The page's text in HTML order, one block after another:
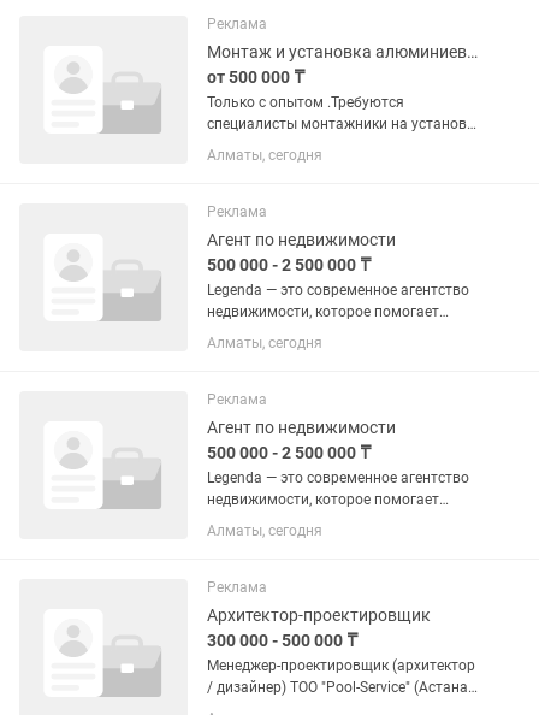
продажах; учителем или...
Реклама
Монтаж и установка алюминиевых конструкций , окна и перегородки
от 500 000 ₸
Только с опытом .Требуются
специалисты монтажники на установку
алюминиевый профиль,окна
,двери,витражи , перегородки.
Алматы, сегодня
Реклама
Агент по недвижимости
500 000 - 2 500 000 ₸
Legenda — это современное агентство
недвижимости, которое помогает
клиентам уверенно и безопасно
проводить сделки с жильём. Компания
и аренде недвижимости,...
Алматы, сегодня
Реклама
Агент по недвижимости
500 000 - 2 500 000 ₸
Legenda — это современное агентство
недвижимости, которое помогает
клиентам уверенно и безопасно
проводить сделки с жильём. Компания
и аренде недвижимости,...
Алматы, сегодня
Реклама
Архитектор-проектировщик
300 000 - 500 000 ₸
Менеджер-проектировщик (архитектор
/ дизайнер) ТОО "Pool-Service" (Астана) -
компания полного цикла по